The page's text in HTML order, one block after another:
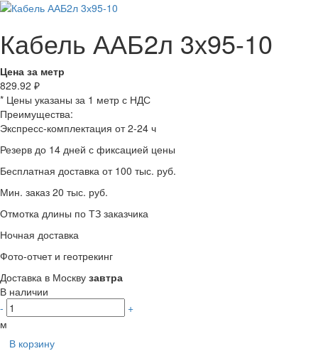
Кабель ААБ2л 3х95-10
Цена за метр
829.92 ₽
* Цены указаны за 1 метр с НДС
Преимущества:
Экспресс-комплектация от 2-24 ч
Резерв до 14 дней с фиксацией цены
Бесплатная доставка от 100 тыс. руб.
Мин. заказ 20 тыс. руб.
Отмотка длины по ТЗ заказчика
Ночная доставка
Фото-отчет и геотрекинг
Доставка в Москву завтра
В наличии
-
+
м
В корзину